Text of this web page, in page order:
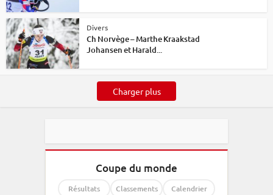
Divers
Ch Norvège – Marthe Kraakstad
Johansen et Harald...
Charger plus
Coupe du monde
Résultats Classements Calendrier